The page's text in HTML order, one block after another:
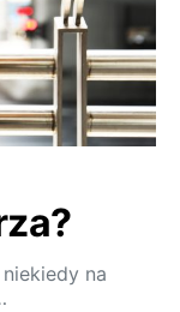
na